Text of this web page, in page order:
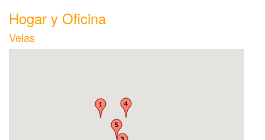
Hogar y Oficina
Velas